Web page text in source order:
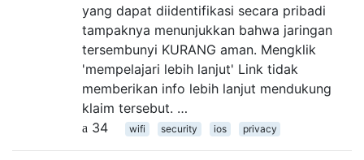
yang dapat diidentifikasi secara pribadi
tampaknya menunjukkan bahwa jaringan
tersembunyi KURANG aman. Mengklik
'mempelajari lebih lanjut' Link tidak
memberikan info lebih lanjut mendukung
klaim tersebut. …
34
wifi security ios privacy